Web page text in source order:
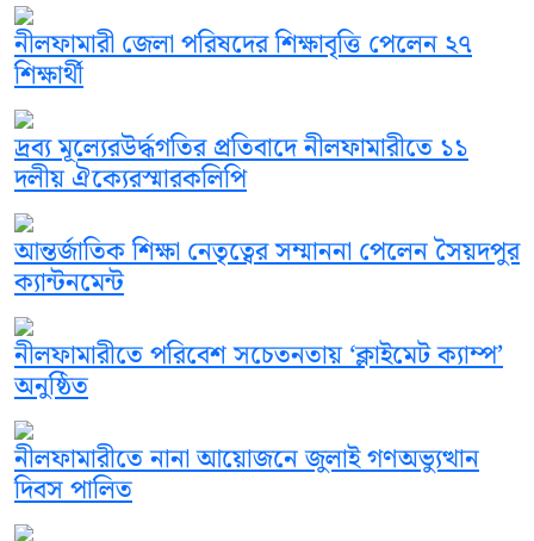
নীলফামারী জেলা পরিষদের শিক্ষাবৃত্তি পেলেন ২৭
শিক্ষার্থী
দ্রব্য মূল্যেরউর্দ্ধগতির প্রতিবাদে নীলফামারীতে ১১
দলীয় ঐক্যেরস্মারকলিপি
আন্তর্জাতিক শিক্ষা নেতৃত্বের সম্মাননা পেলেন সৈয়দপুর
ক্যান্টনমেন্ট
নীলফামারীতে পরিবেশ সচেতনতায় ‘ক্লাইমেট ক্যাম্প’
অনুষ্ঠিত
নীলফামারীতে নানা আয়োজনে জুলাই গণঅভ্যুত্থান
দিবস পালিত